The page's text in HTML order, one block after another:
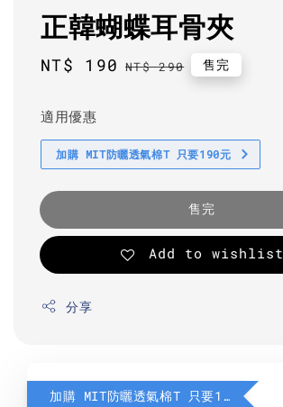
正韓蝴蝶耳骨夾
Sale
NT$ 190 Regular
NT$ 290 售完
適用優惠
加購 MIT防曬透氣棉T 只要190元
售完
Add to wishlist
分享
加購 MIT防曬透氣棉T 只要190元